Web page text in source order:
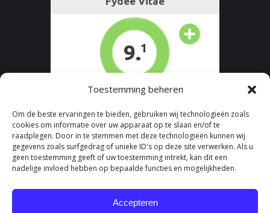
Toestemming beheren
Om de beste ervaringen te bieden, gebruiken wij technologieën zoals
cookies om informatie over uw apparaat op te slaan en/of te
raadplegen. Door in te stemmen met deze technologieën kunnen wij
gegevens zoals surfgedrag of unieke ID's op deze site verwerken. Als u
geen toestemming geeft of uw toestemming intrekt, kan dit een
nadelige invloed hebben op bepaalde functies en mogelijkheden.
Accepteren